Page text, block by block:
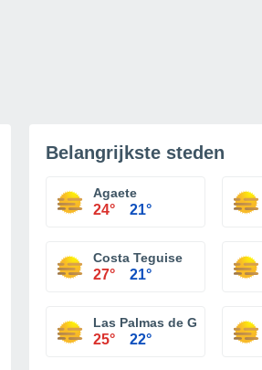
Belangrijkste steden
Agaete
24° 21°
Costa Teguise
27° 21°
Las Palmas de Gran Canaria
25° 22°